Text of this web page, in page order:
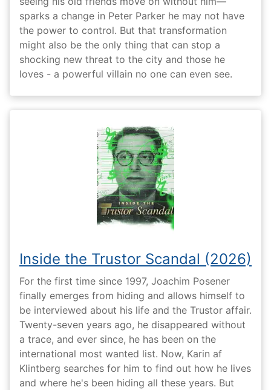
sparks a change in Peter Parker he may not have
the power to control. But that transformation
might also be the only thing that can stop a
shocking new threat to the city and those he
loves - a powerful villain no one can even see.
Inside the Trustor Scandal (2026)
For the first time since 1997, Joachim Posener
finally emerges from hiding and allows himself to
be interviewed about his life and the Trustor affair.
Twenty-seven years ago, he disappeared without
a trace, and ever since, he has been on the
international most wanted list. Now, Karin af
Klintberg searches for him to find out how he lives
and where he's been hiding all these years. But